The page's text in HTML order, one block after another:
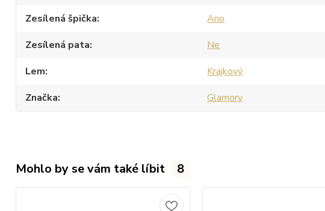
Zesílená špička
Ano
Zesílená pata
Ne
Lem
Krajkový
Značka
Glamory
Mohlo by se vám také líbit 8